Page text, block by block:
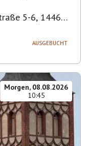
5-6, 14467
AUSGEBUCHT
Morgen, 08.08.2026
10:45